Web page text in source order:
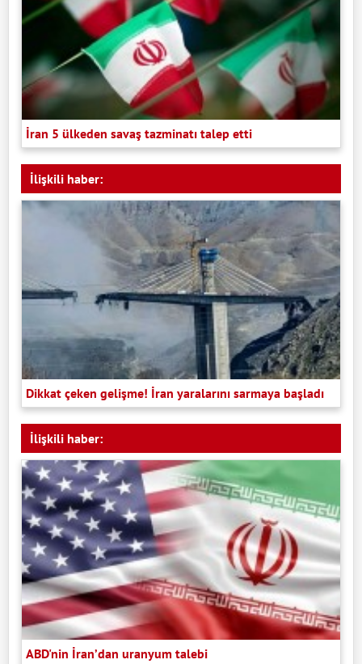
İran 5 ülkeden savaş tazminatı talep etti
İlişkili haber:
Dikkat çeken gelişme! İran yaralarını sarmaya başladı
İlişkili haber:
ABD'nin İran’dan uranyum talebi